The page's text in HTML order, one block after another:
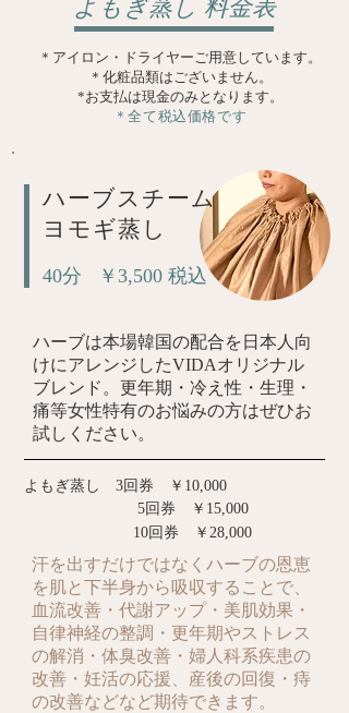
よもぎ蒸し 料金表
＊アイロン・ドライヤーご用意しています。
＊化粧品類はございません。
​*お支払は現金のみとなります。
＊全て税込価格です
ハーブスチーム
ヨモギ蒸し
40分 ￥3,500 税込
ハーブは本場韓国の配合を日本人向
けにアレンジしたVIDAオリジナル
ブレンド。更年期・冷え性・生理・
痛等女性特有のお悩みの方はぜひお
試しください。
よもぎ蒸し 3回券 ￥10,000
5回券 ￥15,000
10回券 ￥28,000
汗を出すだけではなくハーブの恩恵
を肌と下半身から吸収することで、
血流改善・代謝アップ・美肌効果・
自律神経の整調・更年期やストレス
の解消・体臭改善・婦人科系疾患の
改善・妊活の応援、産後の回復・痔
の改善などなど期待できます。